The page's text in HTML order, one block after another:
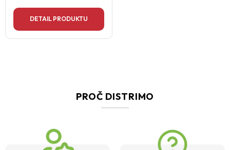
DETAIL PRODUKTU
PROČ DISTRIMO